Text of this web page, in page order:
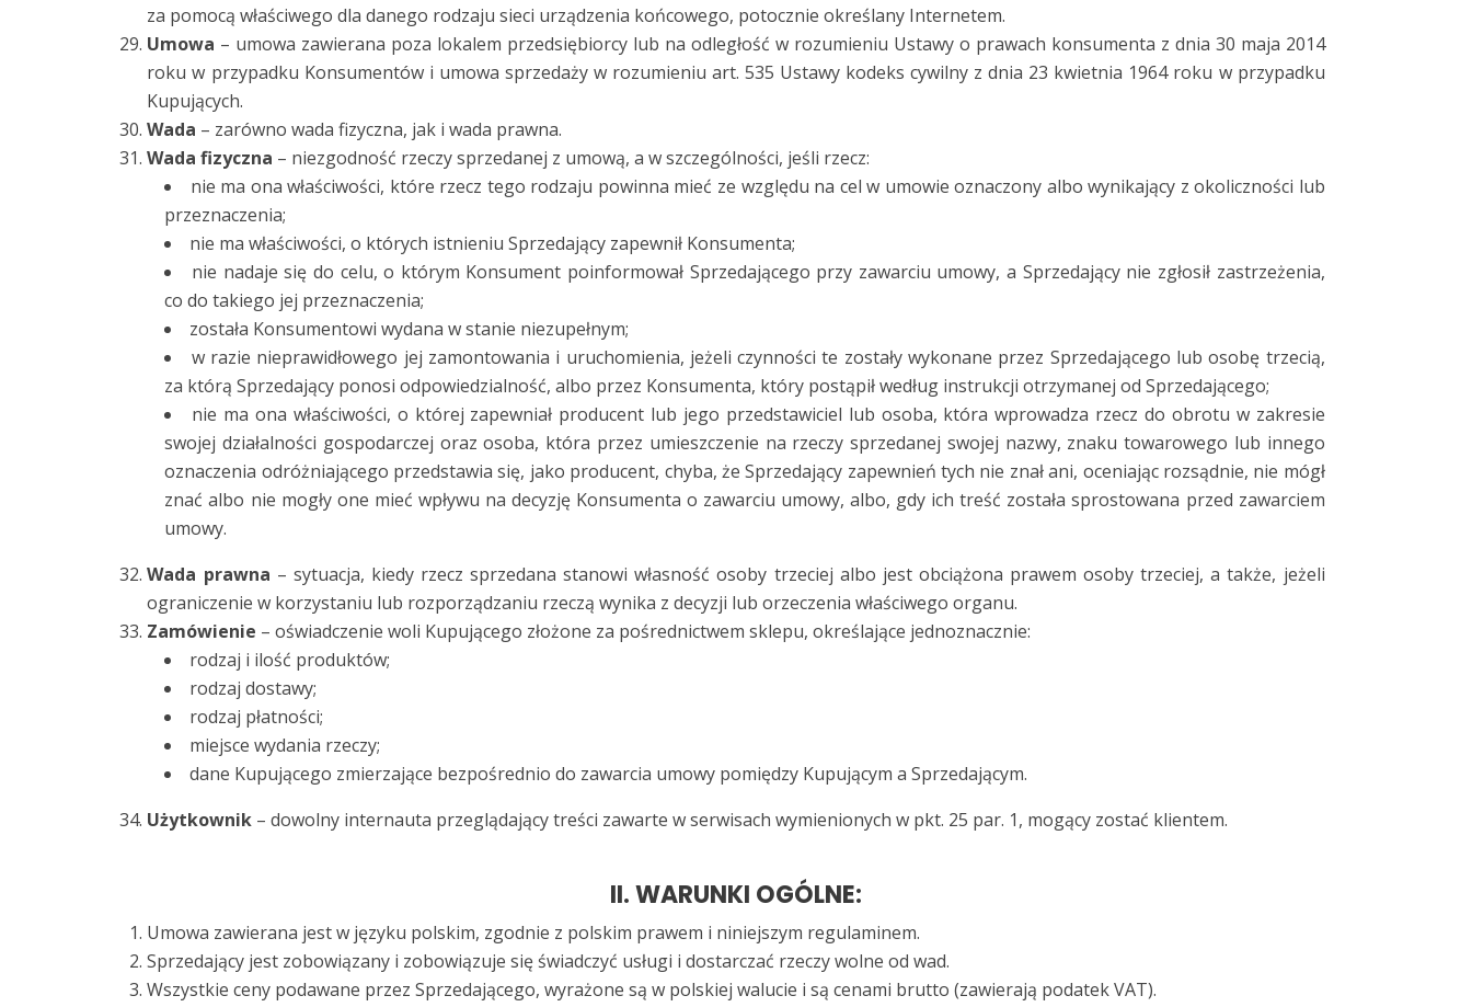
za pomocą właściwego dla danego rodzaju sieci urządzenia końcowego, potocznie określany Internetem.
Umowa – umowa zawierana poza lokalem przedsiębiorcy lub na odległość w rozumieniu Ustawy o prawach konsumenta z dnia 30 maja 2014
roku w przypadku Konsumentów i umowa sprzedaży w rozumieniu art. 535 Ustawy kodeks cywilny z dnia 23 kwietnia 1964 roku w przypadku
Kupujących.
Wada – zarówno wada fizyczna, jak i wada prawna.
Wada fizyczna – niezgodność rzeczy sprzedanej z umową, a w szczególności, jeśli rzecz:
nie ma ona właściwości, które rzecz tego rodzaju powinna mieć ze względu na cel w umowie oznaczony albo wynikający z okoliczności lub
przeznaczenia;
nie ma właściwości, o których istnieniu Sprzedający zapewnił Konsumenta;
nie nadaje się do celu, o którym Konsument poinformował Sprzedającego przy zawarciu umowy, a Sprzedający nie zgłosił zastrzeżenia,
co do takiego jej przeznaczenia;
została Konsumentowi wydana w stanie niezupełnym;
w razie nieprawidłowego jej zamontowania i uruchomienia, jeżeli czynności te zostały wykonane przez Sprzedającego lub osobę trzecią,
za którą Sprzedający ponosi odpowiedzialność, albo przez Konsumenta, który postąpił według instrukcji otrzymanej od Sprzedającego;
nie ma ona właściwości, o której zapewniał producent lub jego przedstawiciel lub osoba, która wprowadza rzecz do obrotu w zakresie
swojej działalności gospodarczej oraz osoba, która przez umieszczenie na rzeczy sprzedanej swojej nazwy, znaku towarowego lub innego
oznaczenia odróżniającego przedstawia się, jako producent, chyba, że Sprzedający zapewnień tych nie znał ani, oceniając rozsądnie, nie mógł
znać albo nie mogły one mieć wpływu na decyzję Konsumenta o zawarciu umowy, albo, gdy ich treść została sprostowana przed zawarciem
umowy.
Wada prawna – sytuacja, kiedy rzecz sprzedana stanowi własność osoby trzeciej albo jest obciążona prawem osoby trzeciej, a także, jeżeli
ograniczenie w korzystaniu lub rozporządzaniu rzeczą wynika z decyzji lub orzeczenia właściwego organu.
Zamówienie – oświadczenie woli Kupującego złożone za pośrednictwem sklepu, określające jednoznacznie:
rodzaj i ilość produktów;
rodzaj dostawy;
rodzaj płatności;
miejsce wydania rzeczy;
dane Kupującego zmierzające bezpośrednio do zawarcia umowy pomiędzy Kupującym a Sprzedającym.
Użytkownik – dowolny internauta przeglądający treści zawarte w serwisach wymienionych w pkt. 25 par. 1, mogący zostać klientem.
II. WARUNKI OGÓLNE:
Umowa zawierana jest w języku polskim, zgodnie z polskim prawem i niniejszym regulaminem.
Sprzedający jest zobowiązany i zobowiązuje się świadczyć usługi i dostarczać rzeczy wolne od wad.
Wszystkie ceny podawane przez Sprzedającego, wyrażone są w polskiej walucie i są cenami brutto (zawierają podatek VAT).